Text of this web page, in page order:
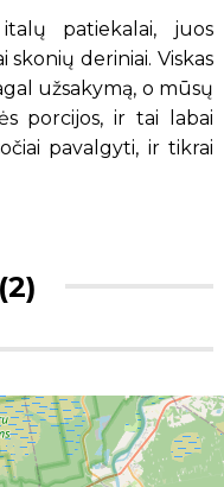
patiekalai, juos
deriniai. Viskas
užsakymą, o mūsų
porcijos, ir tai labai
pavalgyti, ir tikrai